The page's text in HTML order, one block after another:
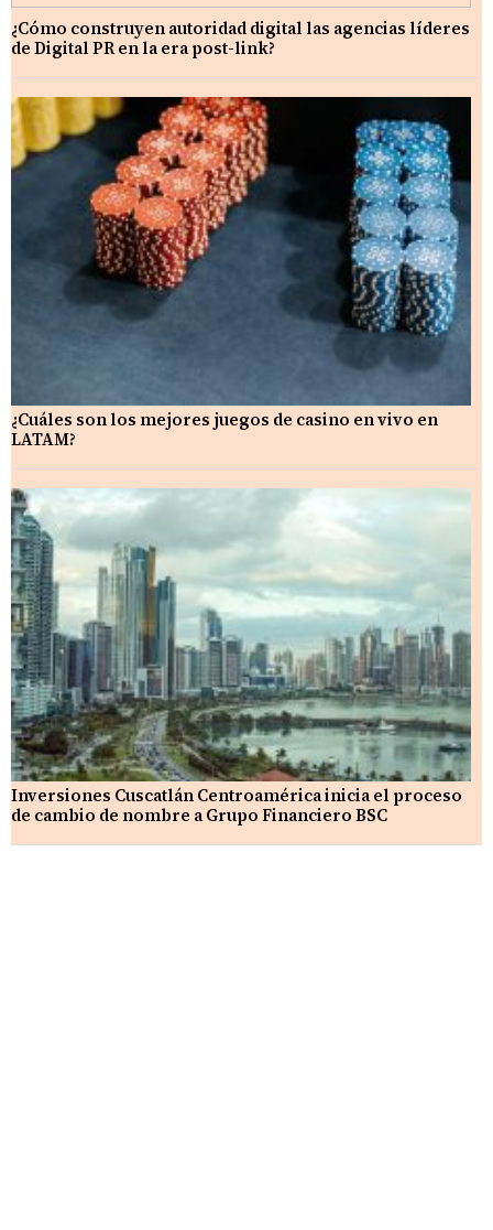
¿Cómo construyen autoridad digital las agencias líderes
de Digital PR en la era post-link?
¿Cuáles son los mejores juegos de casino en vivo en
LATAM?
Inversiones Cuscatlán Centroamérica inicia el proceso
de cambio de nombre a Grupo Financiero BSC